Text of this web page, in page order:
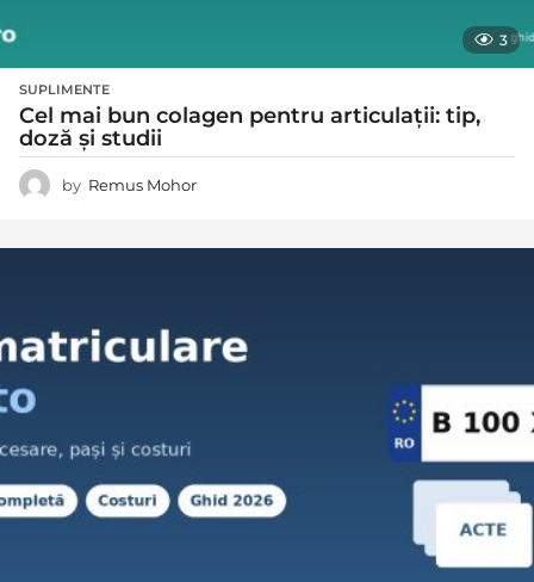
3
SUPLIMENTE
Cel mai bun colagen pentru articulații: tip,
doză și studii
by Remus Mohor